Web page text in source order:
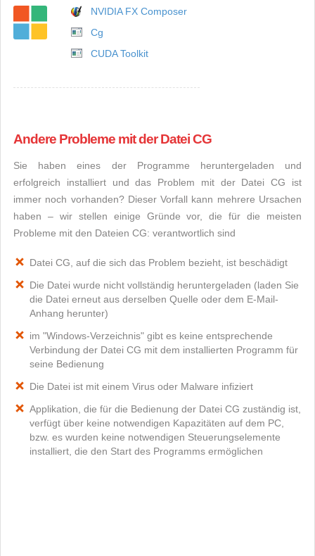
NVIDIA FX Composer
Cg
CUDA Toolkit
Andere Probleme mit der Datei CG
Sie haben eines der Programme heruntergeladen und
erfolgreich installiert und das Problem mit der Datei CG ist
immer noch vorhanden? Dieser Vorfall kann mehrere Ursachen
haben – wir stellen einige Gründe vor, die für die meisten
Probleme mit den Dateien CG: verantwortlich sind
Datei CG, auf die sich das Problem bezieht, ist beschädigt
Die Datei wurde nicht vollständig heruntergeladen (laden Sie
die Datei erneut aus derselben Quelle oder dem E-Mail-
Anhang herunter)
im "Windows-Verzeichnis" gibt es keine entsprechende
Verbindung der Datei CG mit dem installierten Programm für
seine Bedienung
Die Datei ist mit einem Virus oder Malware infiziert
Applikation, die für die Bedienung der Datei CG zuständig ist,
verfügt über keine notwendigen Kapazitäten auf dem PC,
bzw. es wurden keine notwendigen Steuerungselemente
installiert, die den Start des Programms ermöglichen